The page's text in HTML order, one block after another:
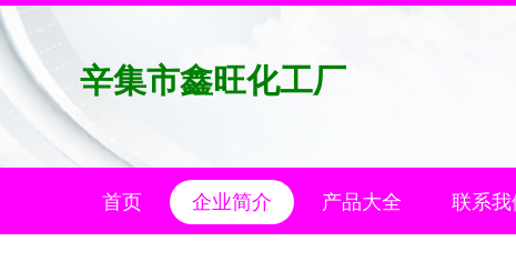
辛集市鑫旺化工厂
首页 企业简介 产品大全 联系我